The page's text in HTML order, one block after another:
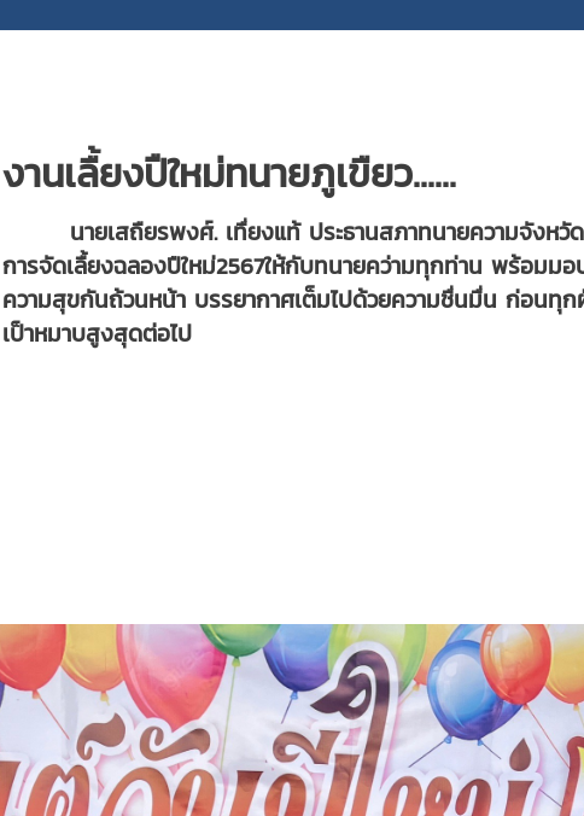
งานเลื้ยงปืใหม่ทนายภูเขืยว......
นายเสถืยรพงศ์. เทื่ยงแท้ ประธานสภาทนายความจังหวัดภู
การจัดเลื้ยงฉลองปืใหม่2567ให้กับทนายคว่ามทุกท่าน พร้อมมอ
ความสุขกันถ้วนหน้า บรรยากาศเต็มไปด้วยความชื่นมื่น ก่อนทุก
เป็าหมาบสูงสุดต่อไป